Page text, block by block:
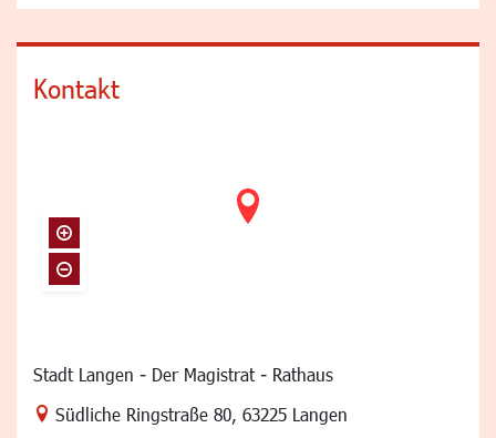
Kontakt
Stadt Langen - Der Magistrat - Rathaus
Link zur Google-Maps Navigation
Südliche Ringstraße 80, 63225 Langen